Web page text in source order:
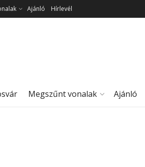
Ajánló Hírlevél
Megszűnt vonalak Ajánló